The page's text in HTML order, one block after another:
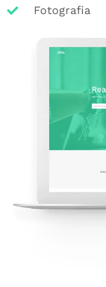
Fotografia